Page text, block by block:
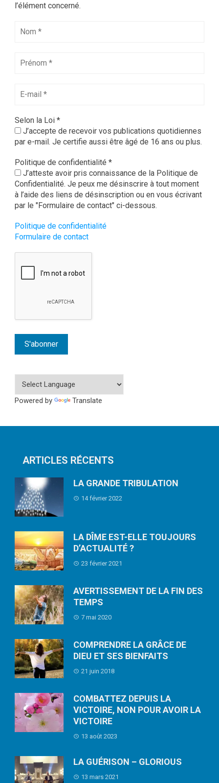
l’élément concerné.
Selon la Loi *
J’accepte de recevoir vos publications quotidiennes
par e-mail. Je certifie aussi être âgé de 16 ans ou plus.
Politique de confidentialité *
J’atteste avoir pris connaissance de la Politique de
Confidentialité. Je peux me désinscrire à tout moment
à l’aide des liens de désinscription ou en vous écrivant
par le "Formulaire de contact" ci-dessous.
Politique de confidentialité
Formulaire de contact
Powered by Translate
ARTICLES RÉCENTS
LA GRANDE TRIBULATION
14 février 2022
LA DÎME EST-ELLE TOUJOURS
D’ACTUALITÉ ?
23 février 2021
AVERTISSEMENT DE LA FIN DES
TEMPS
7 mai 2020
COMPRENDRE LA GRÂCE DE
DIEU ET SES BIENFAITS
21 juin 2018
COMBATTEZ DEPUIS LA
VICTOIRE, NON POUR AVOIR LA
VICTOIRE
13 août 2023
LA GUÉRISON – GLORIOUS
13 mars 2021